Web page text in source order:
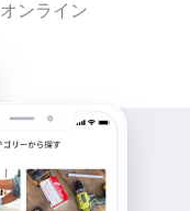
オンライン